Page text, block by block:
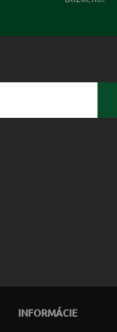
INFORMÁCIE